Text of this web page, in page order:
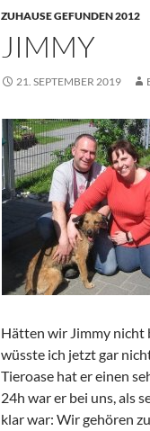
ZUHAUSE GEFUNDEN 2012
JIMMY
21. SEPTEMBER 2019
Hätten wir Jimmy nicht
wüsste ich jetzt gar
Tieroase hat er einen
24h war er bei uns, als
klar war: Wir gehören